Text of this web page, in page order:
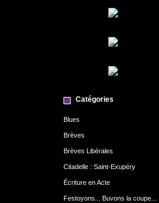
Catégories
Blues
Brèves
Brèves Libérales
Citadelle : Saint-Exupéry
Écriture en Acte
Festoyons... Buvons la coupe...